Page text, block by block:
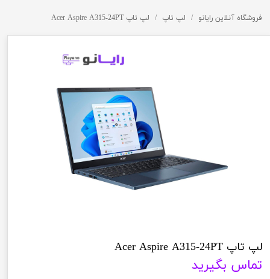
فروشگاه آنلاین رایانو لپ تاپ لپ تاپ Acer Aspire A315-24PT
لپ تاپ Acer Aspire A315-24PT
تماس بگیرید